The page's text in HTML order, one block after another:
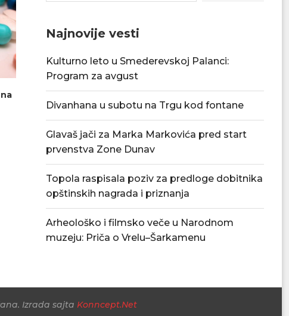
Povećan rizik od požara – apel
građanima da...
06/08/2026
U Smederevskoj
Najnovije vesti
Kulturno leto u Smederevskoj Palanci:
Program za avgust
Divanhana u subotu na Trgu kod fontane
Glavaš jači za Marka Markovića pred start
prvenstva Zone Dunav
Topola raspisala poziv za predloge dobitnika
opštinskih nagrada i priznanja
Arheološko i filmsko veče u Narodnom
muzeju: Priča o Vrelu–Šarkamenu
Izrada sajta Konncept.Net